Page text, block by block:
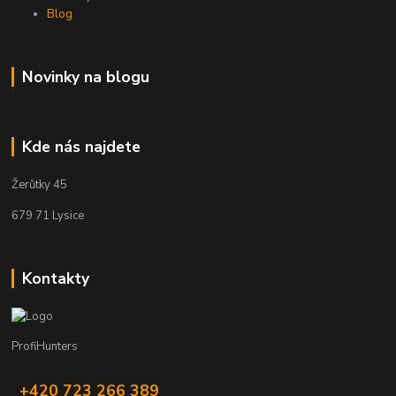
Blog
Novinky na blogu
Kde nás najdete
Žerůtky 45
679 71 Lysice
Kontakty
ProfiHunters
+420 723 266 389